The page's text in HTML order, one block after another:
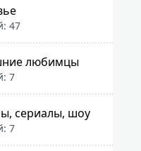
47
любимцы
7
сериалы, шоу
7